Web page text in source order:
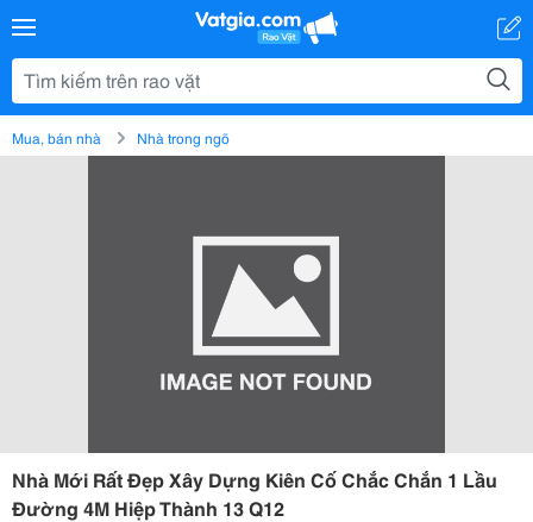
Mua, bán nhà Nhà trong ngõ
Nhà Mới Rất Đẹp Xây Dựng Kiên Cố Chắc Chắn 1 Lầu
Đường 4M Hiệp Thành 13 Q12